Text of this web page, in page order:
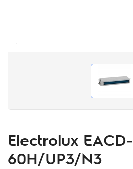
Electrolux EACD-
60H/UP3/N3